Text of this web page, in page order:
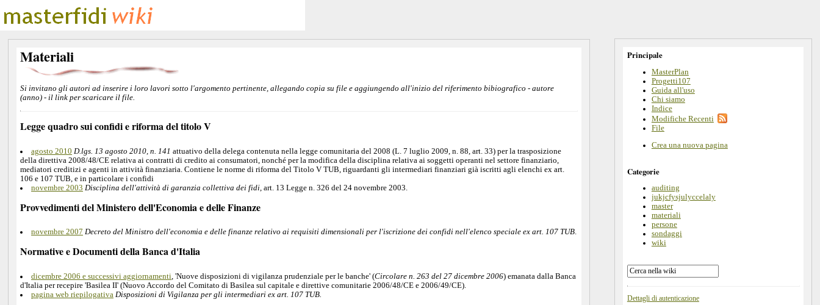
Materiali
Si invitano gli autori ad inserire i loro lavori sotto l'argomento pertinente, allegando copia su file e aggiungendo all'inizio del riferimento bibiografico - autore
(anno) - il link per scaricare il file.
Legge quadro sui confidi e riforma del titolo V
agosto 2010 D.lgs. 13 agosto 2010, n. 141 attuativo della delega contenuta nella legge comunitaria del 2008 (L. 7 luglio 2009, n. 88, art. 33) per la trasposizione
della direttiva 2008/48/CE relativa ai contratti di credito ai consumatori, nonché per la modifica della disciplina relativa ai soggetti operanti nel settore finanziario,
mediatori creditizi e agenti in attività finanziaria. Contiene le norme di riforma del Titolo V TUB, riguardanti gli intermediari finanziari già iscritti agli elenchi ex art.
106 e 107 TUB, e in particolare i confidi
novembre 2003 Disciplina dell'attività di garanzia collettiva dei fidi , art. 13 Legge n. 326 del 24 novembre 2003.
Provvedimenti del Ministero dell'Economia e delle Finanze
novembre 2007 Decreto del Ministro dell'economia e delle finanze relativo ai requisiti dimensionali per l'iscrizione dei confidi nell'elenco speciale ex art. 107 TUB.
Normative e Documenti della Banca d'Italia
dicembre 2006 e successivi aggiornamenti, 'Nuove disposizioni di vigilanza prudenziale per le banche' (Circolare n. 263 del 27 dicembre 2006) emanata dalla Banca
d'Italia per recepire 'Basilea II' (Nuovo Accordo del Comitato di Basilea sul capitale e direttive comunitarie 2006/48/CE e 2006/49/CE).
pagina web riepilogativa Disposizioni di Vigilanza per gli intermediari ex art. 107 TUB.
Principale
MasterPlan
Progetti107
Guida all'uso
Chi siamo
Indice
Modifiche Recenti
File
Crea una nuova pagina
Categorie
auditing
jukjcfysjulyccelaly
master
materiali
persone
sondaggi
wiki
Dettagli di autenticazione